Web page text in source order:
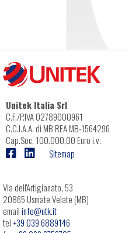
Unitek Italia Srl
C.F./P.IVA 02789000961
C.C.I.A.A. di MB REA MB-1564296
Cap.Soc. 100.000,00 Euro i.v.
Sitemap
Via dell'Artigianato, 53
20865 Usmate Velate (MB)
emailinfo@utk.it
tel+39 039 6889146